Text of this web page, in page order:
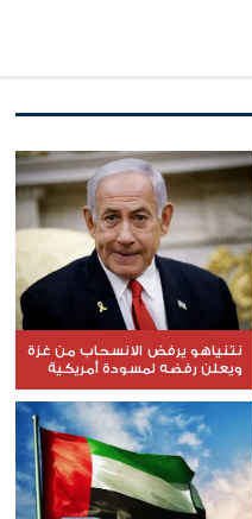
نتنياهو يرفض الانسحاب من غزة
ويعلن رفضه لمسودة أمريكية